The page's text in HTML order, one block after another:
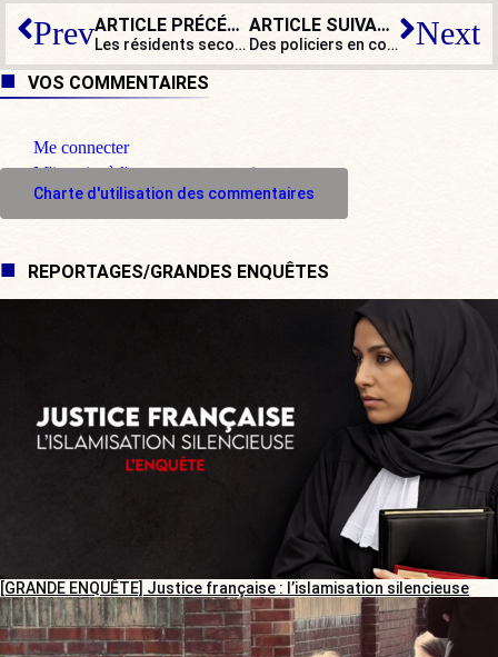
Prev ARTICLE PRÉCÉDENT
Les résidents secondaires n’ont pas la cote pendant le confinement !
ARTICLE SUIVANT
Des policiers en confinement sommés de rendre leur arme de service Next
VOS COMMENTAIRES
Me connecter
M'inscrire à l'espace commentaire
Charte d'utilisation des commentaires
REPORTAGES/GRANDES ENQUÊTES
[GRANDE ENQUÊTE] Justice française : l’islamisation silencieuse